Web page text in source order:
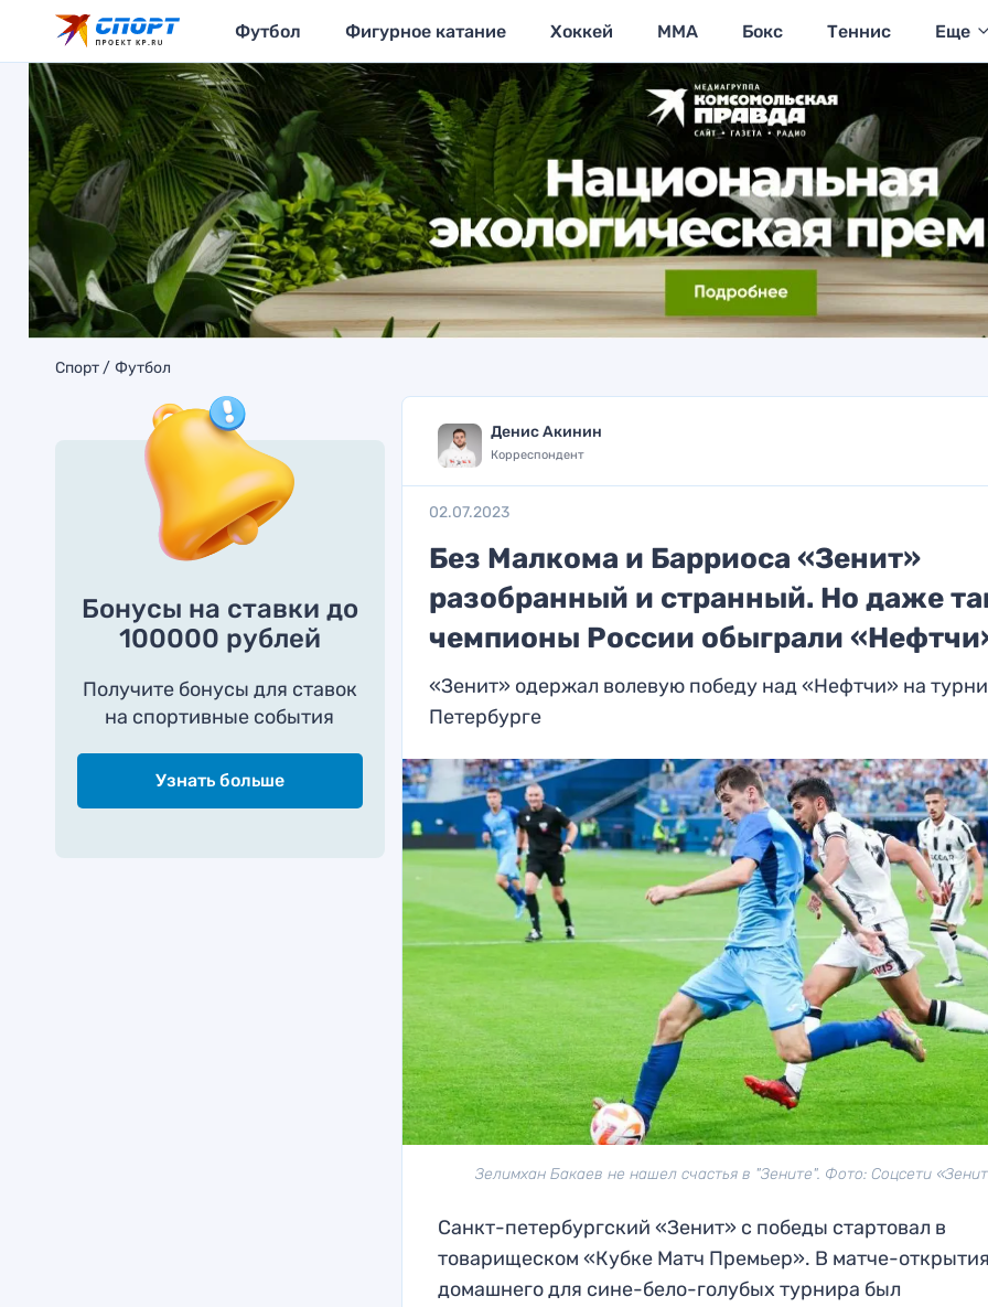
Футбол Фигурное катание Хоккей MMA Бокс Теннис Еще
Спорт Футбол
Бонусы на ставки до
100000 рублей
Получите бонусы для ставок
на спортивные события
Узнать больше
Денис Акинин
Корреспондент
02.07.2023
Без Малкома и Барриоса «Зенит»
разобранный и странный. Но даже
чемпионы России обыграли
«Зенит» одержал волевую победу над «Нефтчи» на
Петербурге
Зелимхан Бакаев не нашел счастья в "Зените". Фото: Соцсети
Санкт-петербургский «Зенит» с победы стартовал в
товарищеском «Кубке Матч Премьер». В матче-открытия
домашнего для сине-бело-голубых турнира был